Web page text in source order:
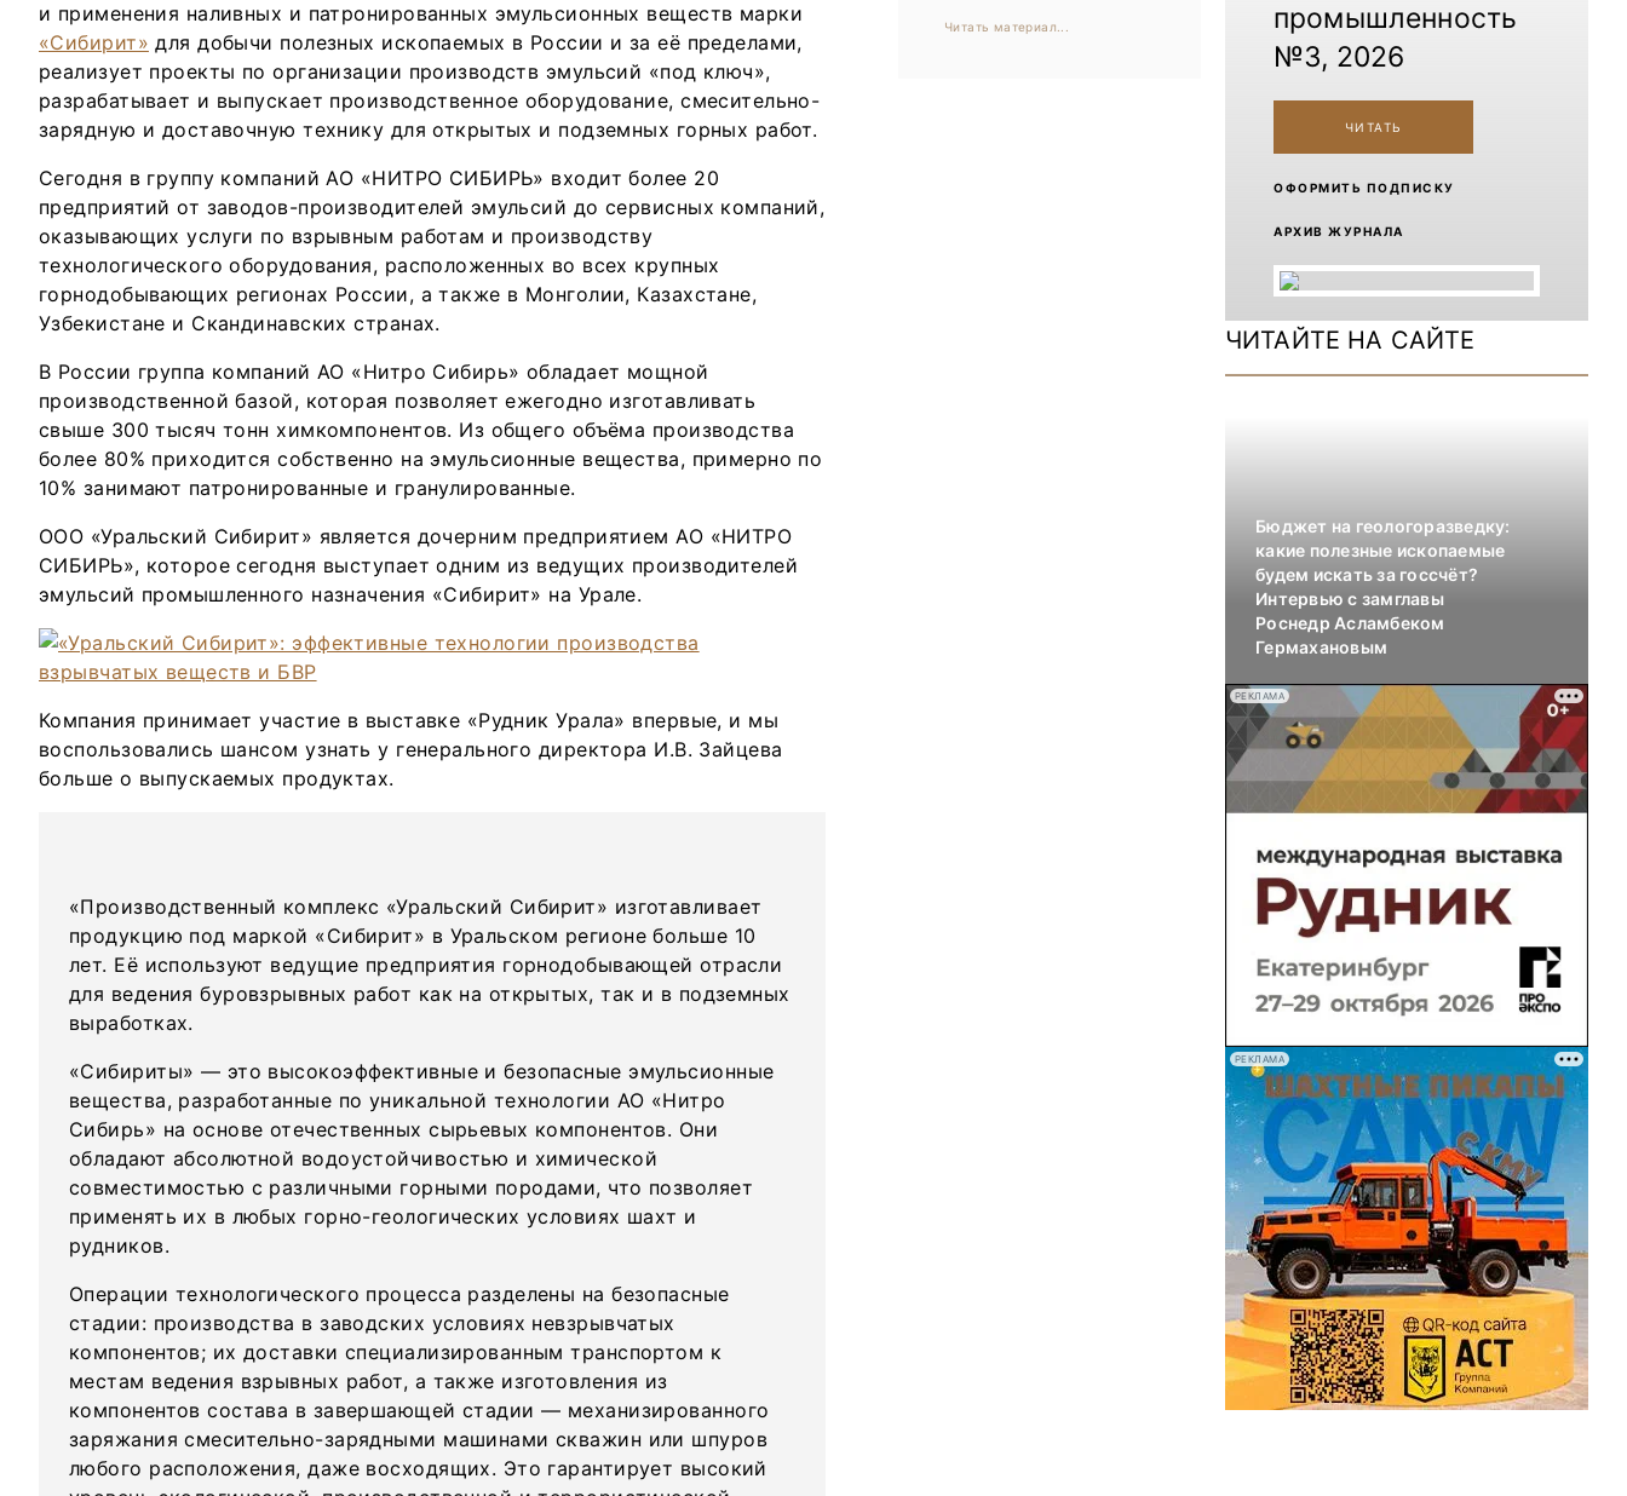
и применения наливных и патронированных эмульсионных веществ марки
«Сибирит» для добычи полезных ископаемых в России и за её пределами,
реализует проекты по организации производств эмульсий «под ключ»,
разрабатывает и выпускает производственное оборудование, смесительно-
зарядную и доставочную технику для открытых и подземных горных работ.
Сегодня в группу компаний АО «НИТРО СИБИРЬ» входит более 20
предприятий от заводов-производителей эмульсий до сервисных компаний,
оказывающих услуги по взрывным работам и производству
технологического оборудования, расположенных во всех крупных
горнодобывающих регионах России, а также в Монголии, Казахстане,
Узбекистане и Скандинавских странах.
В России группа компаний АО «Нитро Сибирь» обладает мощной
производственной базой, которая позволяет ежегодно изготавливать
свыше 300 тысяч тонн химкомпонентов. Из общего объёма производства
более 80% приходится собственно на эмульсионные вещества, примерно по
10% занимают патронированные и гранулированные.
ООО «Уральский Сибирит» является дочерним предприятием АО «НИТРО
СИБИРЬ», которое сегодня выступает одним из ведущих производителей
эмульсий промышленного назначения «Сибирит» на Урале.
Компания принимает участие в выставке «Рудник Урала» впервые, и мы
воспользовались шансом узнать у генерального директора И.В. Зайцева
больше о выпускаемых продуктах.
«Производственный комплекс «Уральский Сибирит» изготавливает
продукцию под маркой «Сибирит» в Уральском регионе больше 10
лет. Её используют ведущие предприятия горнодобывающей отрасли
для ведения буровзрывных работ как на открытых, так и в подземных
выработках.
«Сибириты» — это высокоэффективные и безопасные эмульсионные
вещества, разработанные по уникальной технологии АО «Нитро
Сибирь» на основе отечественных сырьевых компонентов. Они
обладают абсолютной водоустойчивостью и химической
совместимостью с различными горными породами, что позволяет
применять их в любых горно-геологических условиях шахт и
рудников.
Операции технологического процесса разделены на безопасные
стадии: производства в заводских условиях невзрывчатых
компонентов; их доставки специализированным транспортом к
местам ведения взрывных работ, а также изготовления из
компонентов состава в завершающей стадии — механизированного
заряжания смесительно-зарядными машинами скважин или шпуров
любого расположения, даже восходящих. Это гарантирует высокий
Читать материал...
промышленность
№3, 2026
ЧИТАТЬ
ОФОРМИТЬ ПОДПИСКУ
АРХИВ ЖУРНАЛА
ЧИТАЙТЕ НА САЙТЕ
Бюджет на геологоразведку:
какие полезные ископаемые
будем искать за госсчёт?
Интервью с замглавы
Роснедр Асламбеком
Гермахановым
РЕКЛАМА
РЕКЛАМА